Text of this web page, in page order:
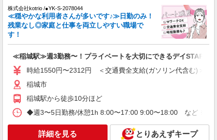
給1,450円〜 ◆初任者研修・未経験：時給1,450
円〜 ◆初任者研修・経験者：時給1,500円〜 ◆介
護福祉士：時給1,600円〜 ※経験者は3ヶ月以上 ※
り）
東京都稲城市 【最寄駅】京王相模原線 京王
よみうりランド駅 徒歩5分 ★勤務地は3000ヶ所
以上★ 自宅から通いやすいエリアなど、お好きな
勤務地をお選び下さい！！
キープ
派遣社員
株式会社kotrio /●TC-H-1992943
＜稲城長沼＞小さなデイサービスSTAFF≪週3
勤務≫≪夕方退社≫
時給1600円〜2250円 ＜日払い有/週払い有/交
通費全支給(ガソリン代含む)＞
稲城市 ※最寄り駅：稲城長沼
株式会社kotrio /●YK-S-2078044
≪穏やかな利用者さんが多いです♪≫日勤のみ！
残業なし◎家庭と仕事を両立しやすい職場で
す！
≪稲城駅≫週3勤務〜！プライベートを大切にできるデイSTAFF
時給1550円〜2312円 ＜交通費全支給(ガソリン代含む)＞
稲城市
稲城駅から徒歩10分ほど
◆週3〜5日勤務/休憩1h 8:00〜17:00 9:00〜18:00 など ※残
詳細を見る とりあえずキープ